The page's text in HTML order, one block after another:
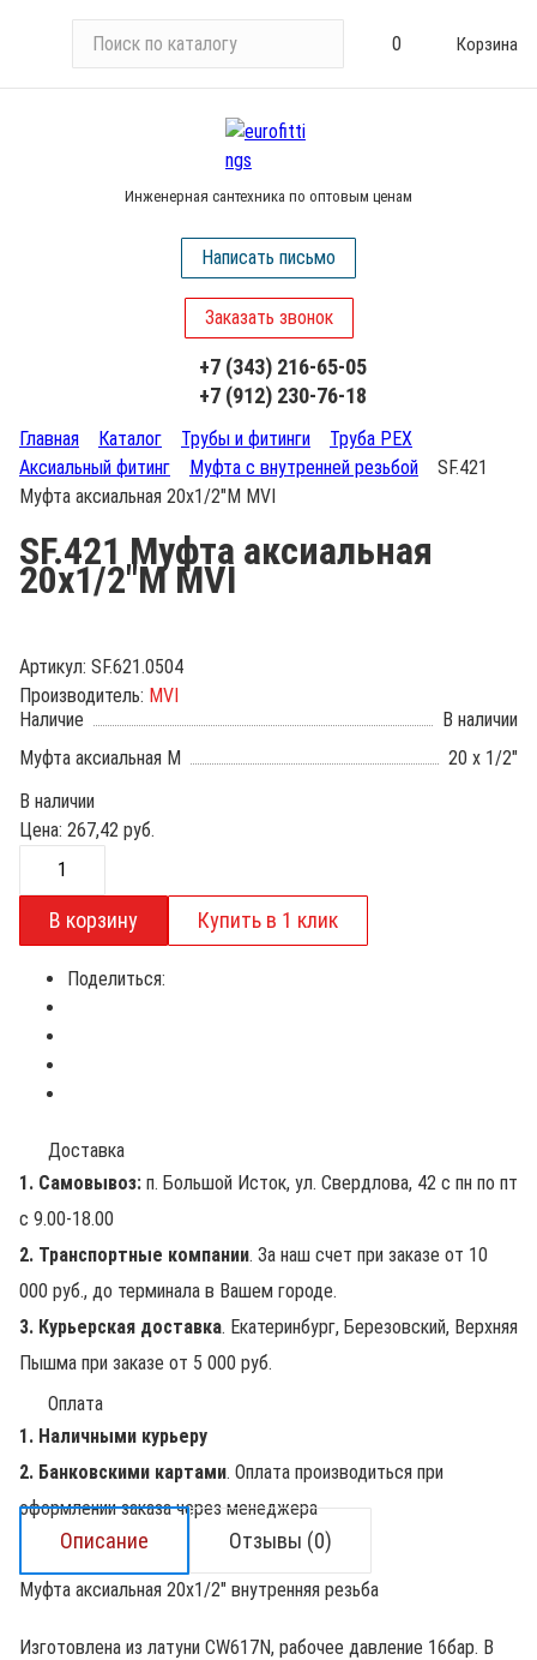
и
у
0 Корзина
Инженерная сантехника по оптовым ценам
Написать письмо
Заказать звонок
+7 (343) 216-65-05
+7 (912) 230-76-18
Главная Каталог Трубы и фитинги
Труба PEX
Аксиальный фитинг
Муфта с внутренней резьбой
SF.421
Муфта аксиальная 20х1/2"М MVI
SF.421 Муфта аксиальная
20х1/2"М MVI
Артикул: SF.621.0504
Производитель: MVI
Наличие
В наличии
Муфта аксиальная М
20 x 1/2"
В наличии
Цена: 267,42 руб.
Поделиться:
Доставка
1. Самовывоз: п. Большой Исток, ул. Свердлова, 42 с пн по пт
с 9.00-18.00
2. Транспортные компании. За наш счет при заказе от 10
000 руб., до терминала в Вашем городе.
3. Курьерская доставка. Екатеринбург, Березовский, Верхняя
Пышма при заказе от 5 000 руб.
Оплата
1. Наличными курьеру
2. Банковскими картами. Оплата производиться при
оформлении заказа через менеджера
Описание Отзывы (0)
Муфта аксиальная 20х1/2" внутренняя резьба
Изготовлена из латуни CW617N, рабочее давление 16бар. В